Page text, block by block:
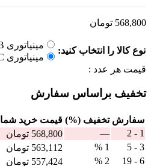
568,800 تومان
نوع کالا را انتخاب کنید:
مینیاتوری B(روشنایی)
مینیاتوری C(موتوری)
قیمت هر عدد :
تخفیف براساس سفارش
سفارش تخفیف (%) قيمت خرید شما
1 - 2
—
568,800 تومان
3 - 5
1 %
563,112 تومان
6 - 19
2 %
557,424 تومان